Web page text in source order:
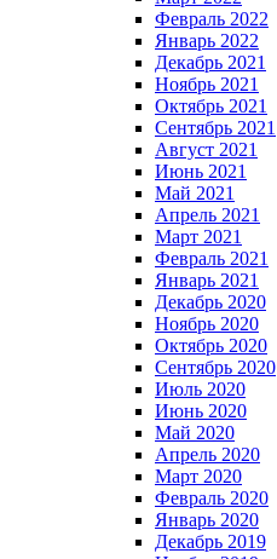
Февраль 2022
Январь 2022
Декабрь 2021
Ноябрь 2021
Октябрь 2021
Сентябрь 2021
Август 2021
Июнь 2021
Май 2021
Апрель 2021
Март 2021
Февраль 2021
Январь 2021
Декабрь 2020
Ноябрь 2020
Октябрь 2020
Сентябрь 2020
Июль 2020
Июнь 2020
Май 2020
Апрель 2020
Март 2020
Февраль 2020
Январь 2020
Декабрь 2019